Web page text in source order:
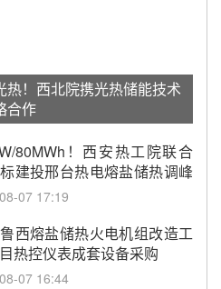
！西北院携光热储能技术
合作
80MWh！西安热工院联合
建投邢台热电熔盐储热调峰
造EPC项目
07 17:19
西熔盐储热火电机组改造工
热控仪表成套设备采购
07 16:44